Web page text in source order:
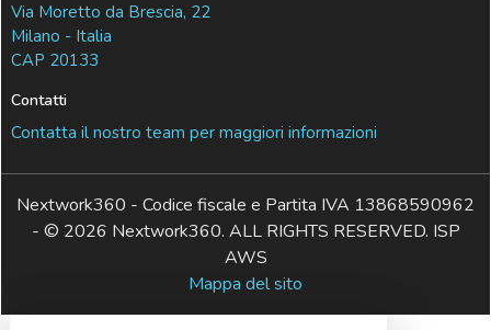
Via Moretto da Brescia, 22
Milano - Italia
CAP 20133
Contatti
Contatta il nostro team per maggiori informazioni
Nextwork360 - Codice fiscale e Partita IVA 13868590962
- © 2026 Nextwork360. ALL RIGHTS RESERVED. ISP
AWS
Mappa del sito